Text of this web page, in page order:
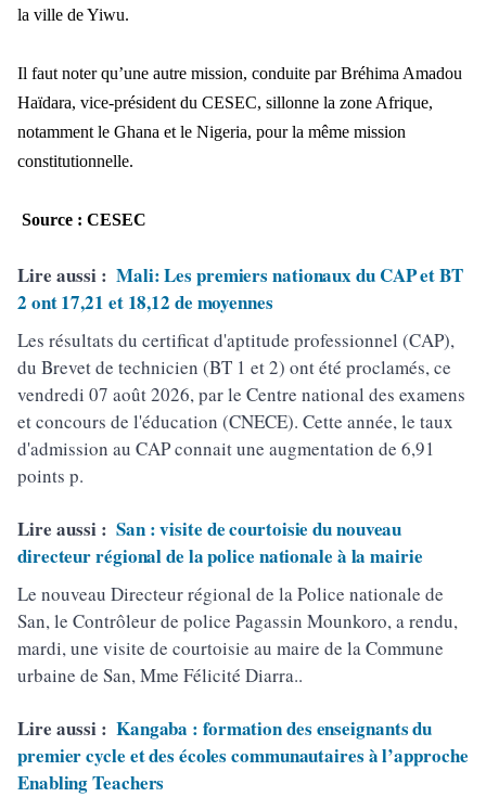
la ville de Yiwu.
Il faut noter qu’une autre mission, conduite par Bréhima Amadou
Haïdara, vice-président du CESEC, sillonne la zone Afrique,
notamment le Ghana et le Nigeria, pour la même mission
constitutionnelle.
Source : CESEC
Lire aussi : Mali: Les premiers nationaux du CAP et BT
2 ont 17,21 et 18,12 de moyennes
Les résultats du certificat d'aptitude professionnel (CAP),
du Brevet de technicien (BT 1 et 2) ont été proclamés, ce
vendredi 07 août 2026, par le Centre national des examens
et concours de l'éducation (CNECE). Cette année, le taux
d'admission au CAP connait une augmentation de 6,91
points p.
Lire aussi : San : visite de courtoisie du nouveau
directeur régional de la police nationale à la mairie
Le nouveau Directeur régional de la Police nationale de
San, le Contrôleur de police Pagassin Mounkoro, a rendu,
mardi, une visite de courtoisie au maire de la Commune
urbaine de San, Mme Félicité Diarra..
Lire aussi : Kangaba : formation des enseignants du
premier cycle et des écoles communautaires à l’approche
Enabling Teachers